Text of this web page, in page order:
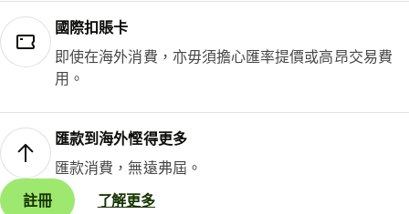
國際扣賬卡
即使在海外消費，亦毋須擔心匯率提價或高昂交易費
用。
匯款到海外慳得更多
匯款消費，無遠弗屆。
註冊
了解更多